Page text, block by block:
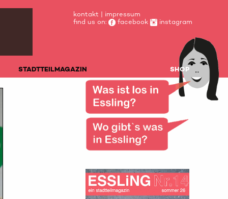
kontakt | impressum
find us on:
facebook instagram
STADTTEILMAGAZIN SHOP